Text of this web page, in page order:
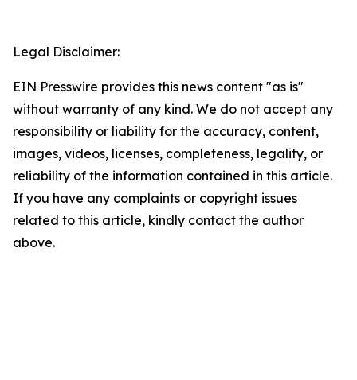
Legal Disclaimer:
EIN Presswire provides this news content "as is"
without warranty of any kind. We do not accept any
responsibility or liability for the accuracy, content,
images, videos, licenses, completeness, legality, or
reliability of the information contained in this article.
If you have any complaints or copyright issues
related to this article, kindly contact the author
above.